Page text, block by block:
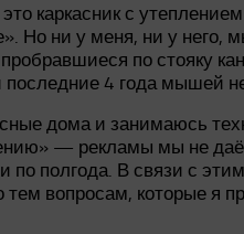
каркасник с
Но ни у меня, ни у него,
по стояку
4 года мышей
дома и занимаюсь
— рекламы мы не
по полгода. В связи с
вопросам, которые я